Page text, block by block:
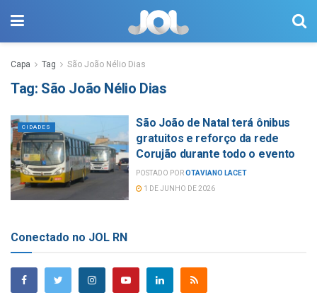
Capa Tag São João Nélio Dias
Tag: São João Nélio Dias
CIDADES
São João de Natal terá ônibus
gratuitos e reforço da rede
Corujão durante todo o evento
POSTADO POROTAVIANO LACET
1 DE JUNHO DE 2026
Conectado no JOL RN